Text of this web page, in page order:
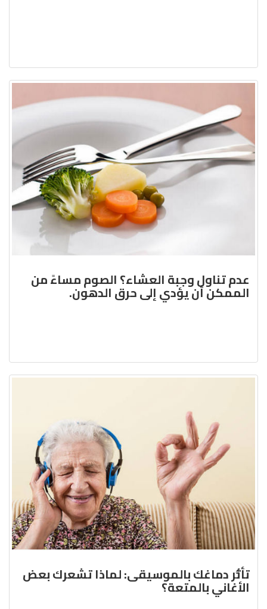
عدم تناول وجبة العشاء؟ الصوم مساءً من
الممكن أن يؤدي إلى حرق الدهون.
تأثُّر دماغك بالموسيقى: لماذا تشعرك بعض
الأغاني بالمتعة؟